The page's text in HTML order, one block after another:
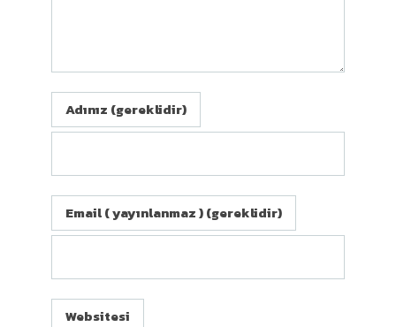
Adınız (gereklidir)
Email ( yayınlanmaz ) (gereklidir)
Websitesi